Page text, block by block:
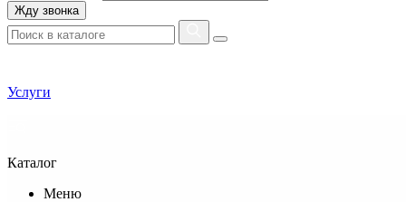
Жду звонка
Услуги
Каталог
Меню